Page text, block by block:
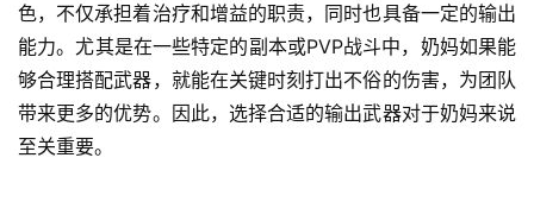
色，不仅承担着治疗和增益的职责，同时也具备一定的输出
能力。尤其是在一些特定的副本或PVP战斗中，奶妈如果能
够合理搭配武器，就能在关键时刻打出不俗的伤害，为团队
带来更多的优势。因此，选择合适的输出武器对于奶妈来说
至关重要。